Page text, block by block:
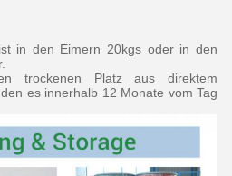
in den Eimern 20kgs oder in den
trockenen Platz aus direktem
es innerhalb 12 Monate vom Tag